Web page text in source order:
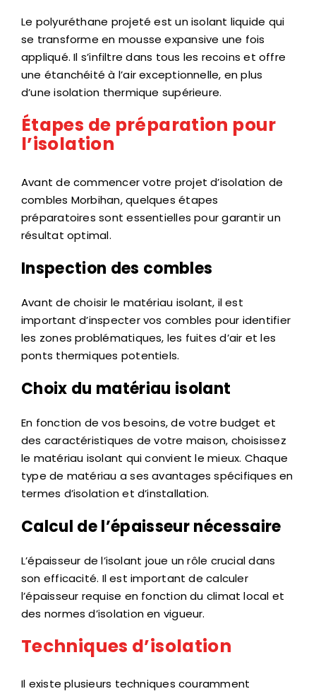
Le polyuréthane projeté est un isolant liquide qui
se transforme en mousse expansive une fois
appliqué. Il s’infiltre dans tous les recoins et offre
une étanchéité à l’air exceptionnelle, en plus
d’une isolation thermique supérieure.
Étapes de préparation pour
l’isolation
Avant de commencer votre projet d’isolation de
combles Morbihan, quelques étapes
préparatoires sont essentielles pour garantir un
résultat optimal.
Inspection des combles
Avant de choisir le matériau isolant, il est
important d’inspecter vos combles pour identifier
les zones problématiques, les fuites d’air et les
ponts thermiques potentiels.
Choix du matériau isolant
En fonction de vos besoins, de votre budget et
des caractéristiques de votre maison, choisissez
le matériau isolant qui convient le mieux. Chaque
type de matériau a ses avantages spécifiques en
termes d’isolation et d’installation.
Calcul de l’épaisseur nécessaire
L’épaisseur de l’isolant joue un rôle crucial dans
son efficacité. Il est important de calculer
l’épaisseur requise en fonction du climat local et
des normes d’isolation en vigueur.
Techniques d’isolation
Il existe plusieurs techniques couramment